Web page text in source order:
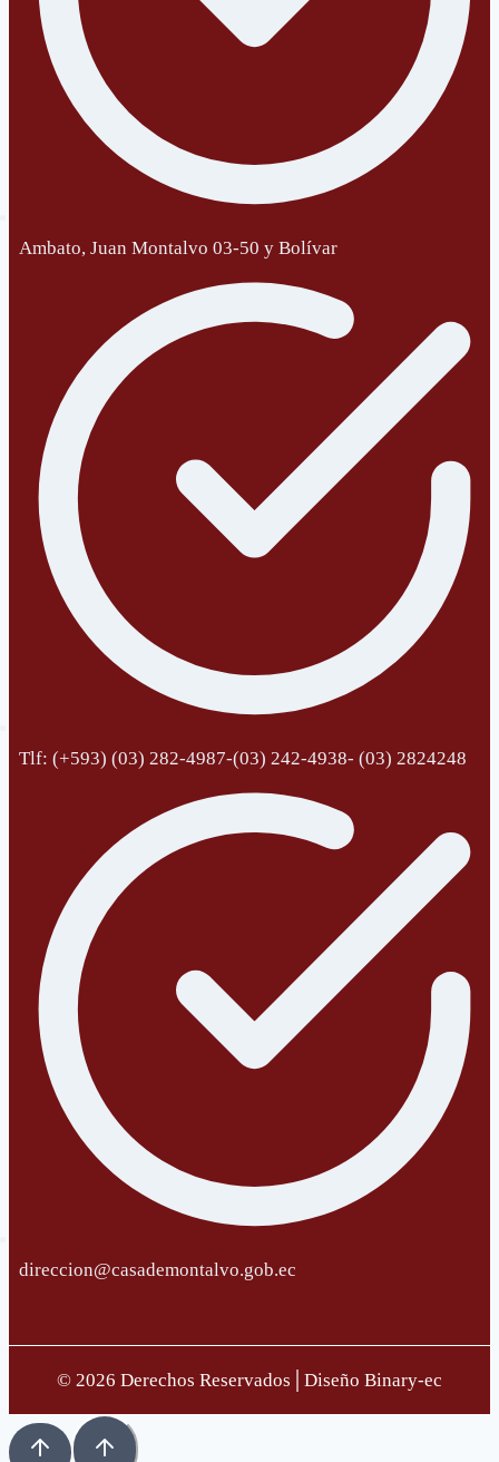
Ambato, Juan Montalvo 03-50 y Bolívar
Tlf: (+593) (03) 282-4987-(03) 242-4938- (03) 2824248
direccion@casademontalvo.gob.ec
© 2026 Derechos Reservados│Diseño Binary-ec